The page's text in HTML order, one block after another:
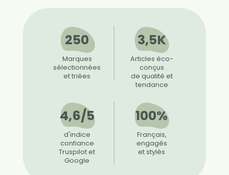
250
Marques
sélectionnées
et triées
3,5K
Articles éco-
conçus
de qualité et
tendance
4,6/5
d'indice
confiance
Truspilot et
Google
100%
Français,
engagés
et stylés